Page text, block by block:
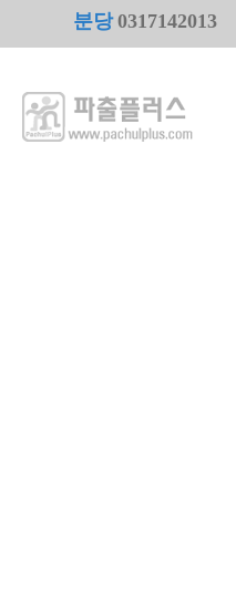
분당0317142013